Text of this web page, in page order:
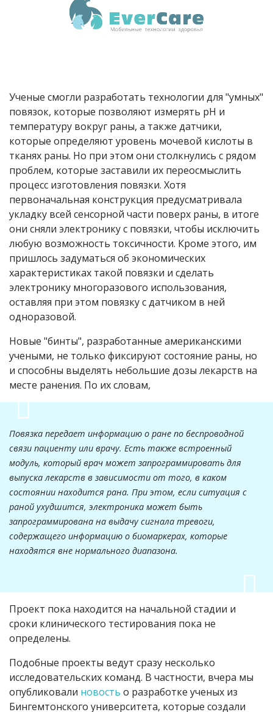
Ученые смогли разработать технологии для "умных"
повязок, которые позволяют измерять рН и
температуру вокруг раны, а также датчики,
которые определяют уровень мочевой кислоты в
тканях раны. Но при этом они столкнулись с рядом
проблем, которые заставили их переосмыслить
процесс изготовления повязки. Хотя
первоначальная конструкция предусматривала
укладку всей сенсорной части поверх раны, в итоге
они сняли электронику с повязки, чтобы исключить
любую возможность токсичности. Кроме этого, им
пришлось задуматься об экономических
характеристиках такой повязки и сделать
электронику многоразового использования,
оставляя при этом повязку с датчиком в ней
одноразовой.
Новые "бинты", разработанные американскими
учеными, не только фиксируют состояние раны, но
и способны выделять небольшие дозы лекарств на
месте ранения. По их словам,
Повязка передает информацию о ране по беспроводной
связи пациенту или врачу. Есть также встроенный
модуль, который врач может запрограммировать для
выпуска лекарств в зависимости от того, в каком
состоянии находится рана. При этом, если ситуация с
раной ухудшится, электроника может быть
запрограммирована на выдачу сигнала тревоги,
содержащего информацию о биомаркерах, которые
находятся вне нормального диапазона.
Проект пока находится на начальной стадии и
сроки клинического тестирования пока не
определены.
Подобные проекты ведут сразу несколько
исследовательских команд. В частности, вчера мы
опубликовали новость о разработке ученых из
Бингемтонского университета, которые создали